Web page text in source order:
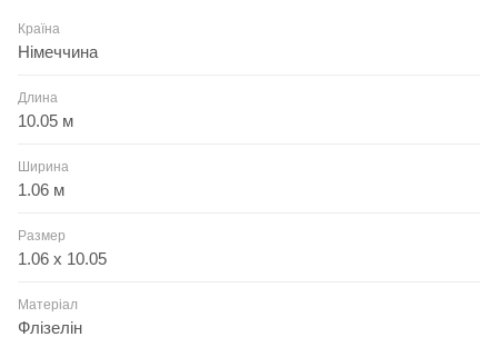
Країна
Німеччина
Длина
10.05 м
Ширина
1.06 м
Размер
1.06 x 10.05
Матеріал
Флізелін